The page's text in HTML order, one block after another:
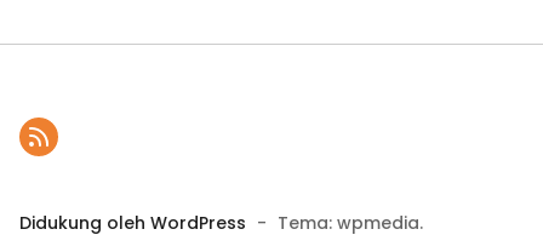
Didukung oleh WordPress - Tema: wpmedia.